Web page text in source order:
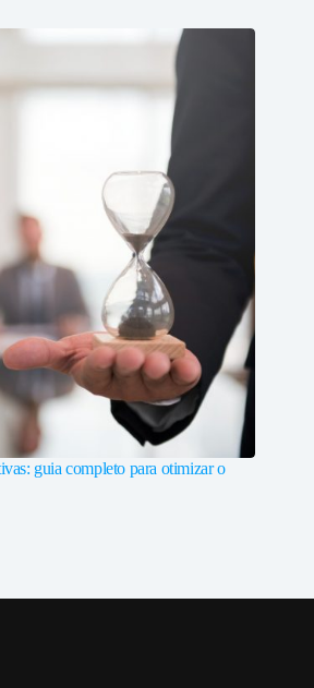
guia completo para otimizar o